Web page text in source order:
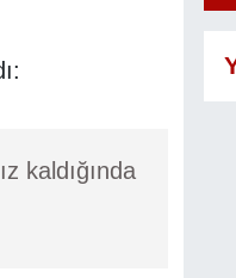
kaldığında